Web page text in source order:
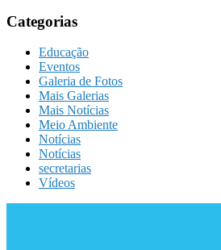
Categorias
Educação
Eventos
Galeria de Fotos
Mais Galerias
Mais Notícias
Meio Ambiente
Notícias
Notícias
secretarias
Vídeos